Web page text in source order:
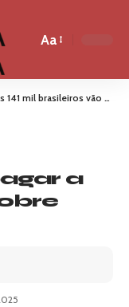
Aa
vão pagar a conta, diz Lula sobre isenção do IR
a